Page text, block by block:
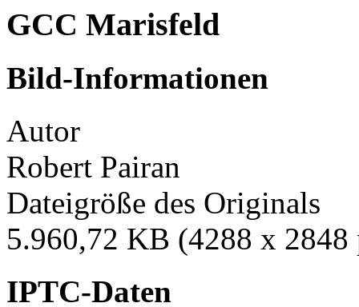
GCC Marisfeld
Bild-Informationen
Autor
Robert Pairan
Dateigröße des Originals
5.960,72 KB (4288 x 2848
IPTC-Daten